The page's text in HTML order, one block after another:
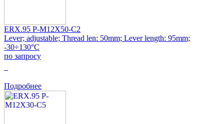
ERX.95 P-M12X50-C2
Lever; adjustable; Thread len: 50mm; Lever length: 95mm;
-30÷130°C
по запросу
Подробнее